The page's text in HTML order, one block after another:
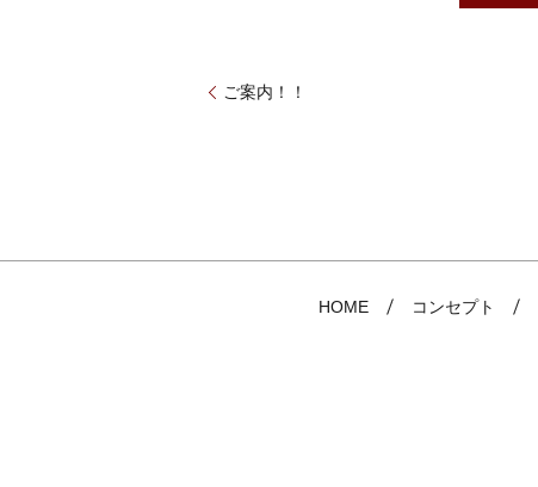
ご案内！！
HOME コンセプト